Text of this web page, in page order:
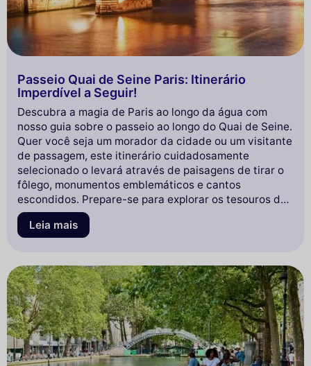
Passeio Quai de Seine Paris: Itinerário
Imperdível a Seguir!
Descubra a magia de Paris ao longo da água com
nosso guia sobre o passeio ao longo do Quai de Seine.
Quer você seja um morador da cidade ou um visitante
de passagem, este itinerário cuidadosamente
selecionado o levará através de paisagens de tirar o
fôlego, monumentos emblemáticos e cantos
escondidos. Prepare-se para explorar os tesouros do
Sena enquanto saboreia a atmosfera única da capital
francesa. Continue lendo para planejar sua escapada
Leia mais